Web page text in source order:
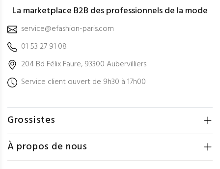
La marketplace B2B des professionnels de la mode
service@efashion-paris.com
01 53 27 91 08
204 Bd Félix Faure, 93300 Aubervilliers
Service client ouvert de 9h30 à 17h00
Grossistes
À propos de nous